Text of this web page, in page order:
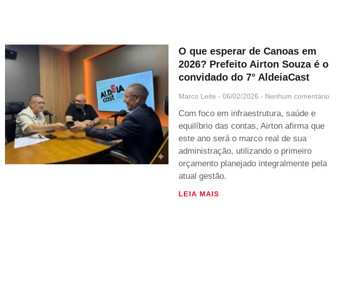
O que esperar de Canoas em
2026? Prefeito Airton Souza é o
convidado do 7° AldeiaCast
Marco Leite 06/02/2026 Nenhum comentário
Com foco em infraestrutura, saúde e
equilíbrio das contas, Airton afirma que
este ano será o marco real de sua
administração, utilizando o primeiro
orçamento planejado integralmente pela
atual gestão.
LEIA MAIS